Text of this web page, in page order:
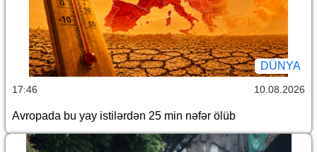
DÜNYA
17:46 10.08.2026
Avropada bu yay istilərdən 25 min nəfər ölüb